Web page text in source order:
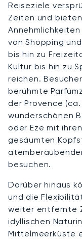
Reiseziele
Zeiten und
von Shopping
bis hin zu
Kultur bis hin zu
reichen.
berühmte
der Provence
wunderschönen
oder Eze mit
gesäumten
besuchen.
Darüber hinaus
und die
weiter entfernte
idyllischen
Mittelmeerküste